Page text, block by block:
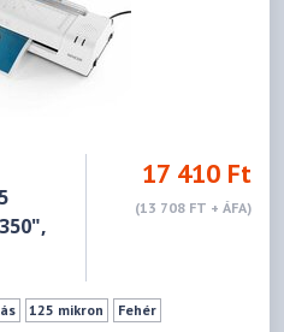
17 410 Ft
(13 708 FT + ÁFA)
125 mikron Fehér